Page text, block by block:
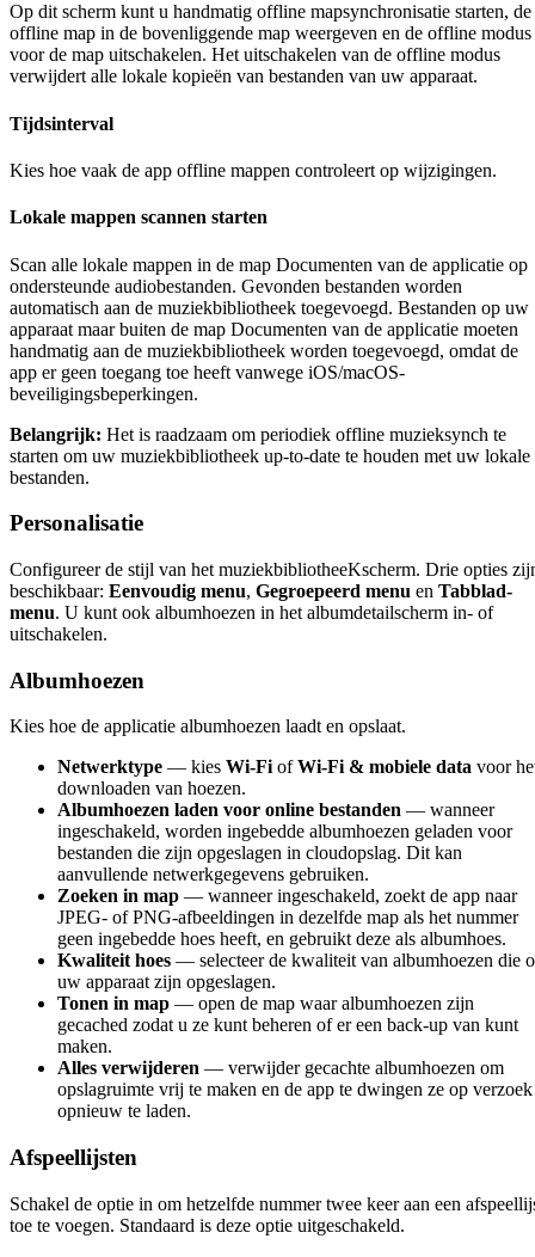
Op dit scherm kunt u handmatig offline mapsynchronisatie starten, de
offline map in de bovenliggende map weergeven en de offline modus
voor de map uitschakelen. Het uitschakelen van de offline modus
verwijdert alle lokale kopieën van bestanden van uw apparaat.
Tijdsinterval
Kies hoe vaak de app offline mappen controleert op wijzigingen.
Lokale mappen scannen starten
Scan alle lokale mappen in de map Documenten van de applicatie op
ondersteunde audiobestanden. Gevonden bestanden worden
automatisch aan de muziekbibliotheek toegevoegd. Bestanden op uw
apparaat maar buiten de map Documenten van de applicatie moeten
handmatig aan de muziekbibliotheek worden toegevoegd, omdat de
app er geen toegang toe heeft vanwege iOS/macOS-
beveiligingsbeperkingen.
Belangrijk: Het is raadzaam om periodiek offline muzieksynch te
starten om uw muziekbibliotheek up-to-date te houden met uw lokale
bestanden.
Personalisatie
Configureer de stijl van het muziekbibliotheeKscherm. Drie opties
beschikbaar: Eenvoudig menu, Gegroepeerd menu en Tabblad-
menu. U kunt ook albumhoezen in het albumdetailscherm in- of
uitschakelen.
Albumhoezen
Kies hoe de applicatie albumhoezen laadt en opslaat.
Netwerktype — kies Wi-Fi ofWi-Fi & mobiele data voor
downloaden van hoezen.
Albumhoezen laden voor online bestanden — wanneer
ingeschakeld, worden ingebedde albumhoezen geladen voor
bestanden die zijn opgeslagen in cloudopslag. Dit kan
aanvullende netwerkgegevens gebruiken.
Zoeken in map — wanneer ingeschakeld, zoekt de app naar
JPEG- of PNG-afbeeldingen in dezelfde map als het nummer
geen ingebedde hoes heeft, en gebruikt deze als albumhoes.
Kwaliteit hoes — selecteer de kwaliteit van albumhoezen die
uw apparaat zijn opgeslagen.
Tonen in map — open de map waar albumhoezen zijn
gecached zodat u ze kunt beheren of er een back-up van kunt
maken.
Alles verwijderen — verwijder gecachte albumhoezen om
opslagruimte vrij te maken en de app te dwingen ze op verzoek
opnieuw te laden.
Afspeellijsten
Schakel de optie in om hetzelfde nummer twee keer aan een
toe te voegen. Standaard is deze optie uitgeschakeld.